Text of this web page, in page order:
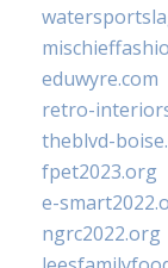
eduwyre.com
retro-
theblvd-
fpet2023.org
e-
ngrc2022.org